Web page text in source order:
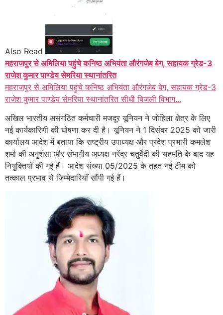
Also Read
महराजपुर से अमिलिया पहुंचे कनिष्ठ अभियंता औरंगजेब बेग, सहायक ग्रेड-3
राजेश कुमार पाण्डेय सेमरिया स्थानांतरित
महराजपुर से अमिलिया पहुंचे कनिष्ठ अभियंता औरंगजेब बेग, सहायक ग्रेड-3
राजेश कुमार पाण्डेय सेमरिया स्थानांतरित सीधी बिजली विभाग...
अखिल भारतीय असंगठित कर्मचारी मजदूर यूनियन ने जोहिला क्षेत्र के लिए
नई कार्यकारिणी की घोषणा कर दी है। यूनियन ने 1 दिसंबर 2025 को जारी
कार्यालय आदेश में बताया कि राष्ट्रीय उपाध्यक्ष और प्रदेश प्रभारी कमलेश
शर्मा की अनुशंसा और संभागीय अध्यक्ष नरेंद्र चतुर्वेदी की सहमति के बाद यह
नियुक्तियाँ की गई हैं। आदेश संख्या 05/2025 के तहत नई टीम को
तत्काल प्रभाव से जिम्मेदारियाँ सौंपी गई हैं।